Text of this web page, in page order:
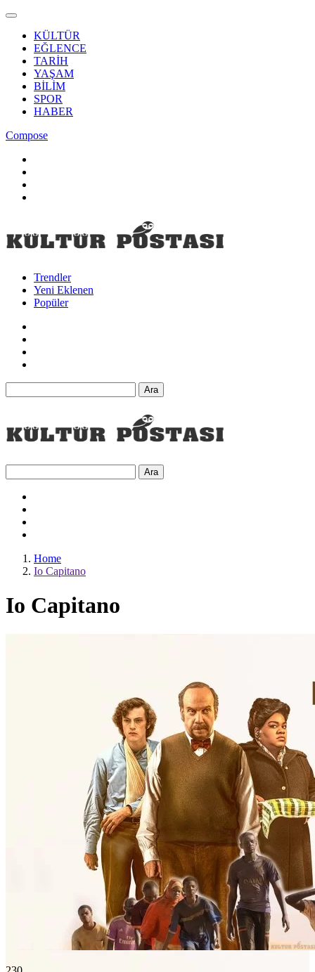
KÜLTÜR
EĞLENCE
TARİH
YAŞAM
BİLİM
SPOR
HABER
Compose
Trendler
Yeni Eklenen
Popüler
Ara
Ara
Home
Io Capitano
Io Capitano